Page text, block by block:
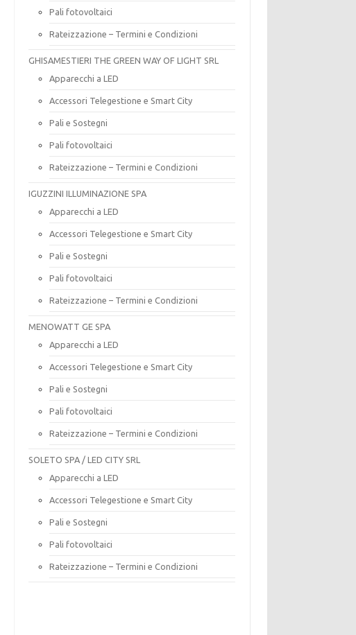
Pali fotovoltaici
Rateizzazione – Termini e Condizioni
GHISAMESTIERI THE GREEN WAY OF LIGHT SRL
Apparecchi a LED
Accessori Telegestione e Smart City
Pali e Sostegni
Pali fotovoltaici
Rateizzazione – Termini e Condizioni
IGUZZINI ILLUMINAZIONE SPA
Apparecchi a LED
Accessori Telegestione e Smart City
Pali e Sostegni
Pali fotovoltaici
Rateizzazione – Termini e Condizioni
MENOWATT GE SPA
Apparecchi a LED
Accessori Telegestione e Smart City
Pali e Sostegni
Pali fotovoltaici
Rateizzazione – Termini e Condizioni
SOLETO SPA / LED CITY SRL
Apparecchi a LED
Accessori Telegestione e Smart City
Pali e Sostegni
Pali fotovoltaici
Rateizzazione – Termini e Condizioni